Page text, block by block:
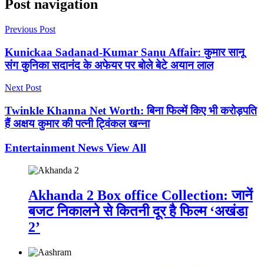
Post navigation
Previous Post
Kunickaa Sadanad-Kumar Sanu Affair: कुमार सानू
संग कुनिका सदानंद के अफेयर पर बोले बेटे अयान लाल
Next Post
Twinkle Khanna Net Worth: बिना फिल्में किए भी करोड़पति
हैं अक्षय कुमार की पत्नी ट्विंकल खन्ना
Entertainment News View All
Akhanda 2 Box office Collection: जानें
बजट निकालने से कितनी दूर है फिल्म ‘अखंडा
2’